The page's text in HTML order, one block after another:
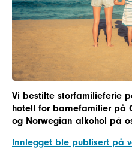
Vi bestilte storfamilieferie
hotell for barnefamilier på
og Norwegian alkohol på
Innlegget ble publisert på